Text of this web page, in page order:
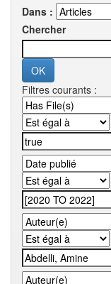
Dans :
Chercher
Filtres courants :